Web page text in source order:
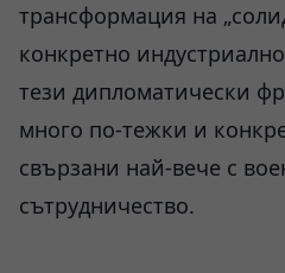
трансформация на
конкретно
тези дипломатически
много по-тежки и
свързани най-вече с
сътрудничество.